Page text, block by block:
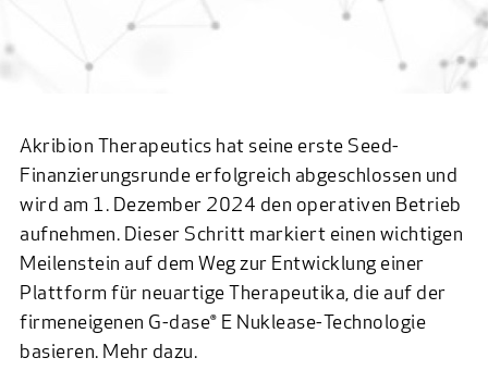
Akribion Therapeutics hat seine erste Seed-
Finanzierungsrunde erfolgreich abgeschlossen und
wird am 1. Dezember 2024 den operativen Betrieb
aufnehmen. Dieser Schritt markiert einen wichtigen
Meilenstein auf dem Weg zur Entwicklung einer
Plattform für neuartige Therapeutika, die auf der
firmeneigenen G-dase® E Nuklease-Technologie
basieren. Mehr dazu.